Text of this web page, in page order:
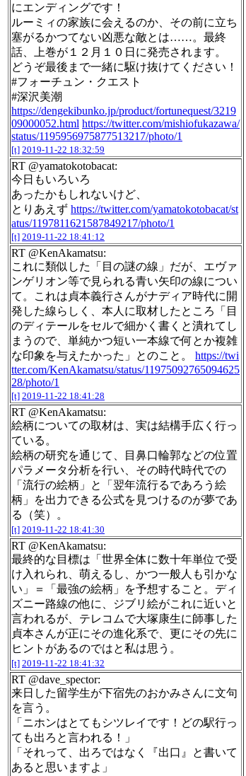
にエンディングです！
ルーミィの家族に会えるのか、その前に立ち
塞がるかつてない凶悪な敵とは……。最終
話、上巻が１２月１０日に発売されます。
どうぞ最後まで一緒に駆け抜けてください！
#フォーチュン・クエスト
#深沢美潮
https://dengekibunko.jp/product/fortunequest/3219
09000052.html https://twitter.com/mishiofukazawa/
status/1195956975877513217/photo/1
[t] 2019-11-22 18:32:59
RT @yamatokotobacat:
今日もいろいろ
あったかもしれないけど、
とりあえず https://twitter.com/yamatokotobacat/st
atus/1197811621587849217/photo/1
[t] 2019-11-22 18:41:12
RT @KenAkamatsu:
これに類似した「目の謎の線」だが、エヴァ
ンゲリオン等で見られる青い矢印の線につい
て。これは貞本義行さんがナディア時代に開
発した線らしく、本人に取材したところ「目
のディテールをセルで細かく書くと潰れてし
まうので、単純かつ短い一本線で何とか複雑
な印象を与えたかった」とのこと。 https://twi
tter.com/KenAkamatsu/status/11975092765094625
28/photo/1
[t] 2019-11-22 18:41:28
RT @KenAkamatsu:
絵柄についての取材は、実は結構手広く行っ
ている。
絵柄の研究を通じて、目鼻口輪郭などの位置
パラメータ分析を行い、その時代時代での
「流行の絵柄」と「翌年流行るであろう絵
柄」を出力できる公式を見つけるのが夢であ
る（笑）。
[t] 2019-11-22 18:41:30
RT @KenAkamatsu:
最終的な目標は「世界全体に数十年単位で受
け入れられ、萌えるし、かつ一般人も引かな
い」＝「最強の絵柄」を予想すること。ディ
ズニー路線の他に、ジブリ絵がこれに近いと
言われるが、テレコムで大塚康生に師事した
貞本さんが正にその進化系で、更にその先に
ヒントがあるのではと私は思う。
[t] 2019-11-22 18:41:32
RT @dave_spector:
来日した留学生が下宿先のおかみさんに文句
を言う。
「ニホンはとてもシツレイです！どの駅行っ
ても出ろと言われる！」
「それって、出ろではなく『出口』と書いて
あると思いますよ」